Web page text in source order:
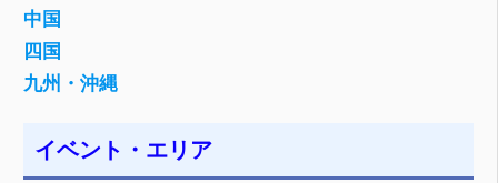
中国
四国
九州・沖縄
イベント・エリア